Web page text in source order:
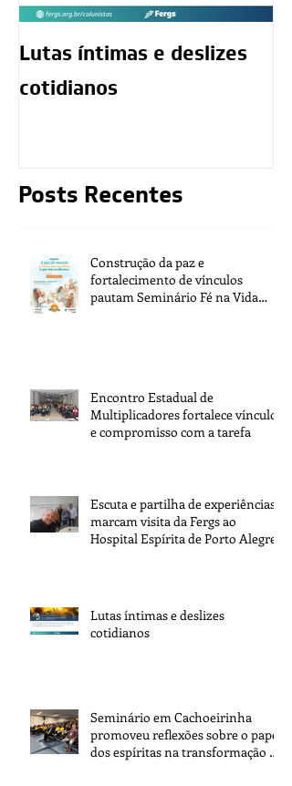
Lutas íntimas e deslizes
cotidianos
Posts Recentes
Construção da paz e
fortalecimento de vínculos
pautam Seminário Fé na Vida
Encontro Estadual de
Multiplicadores fortalece vínculos
e compromisso com a tarefa
Escuta e partilha de experiências
marcam visita da Fergs ao
Hospital Espírita de Porto Alegre
Lutas íntimas e deslizes
cotidianos
Seminário em Cachoeirinha
promoveu reflexões sobre o papel
dos espíritas na transformação da